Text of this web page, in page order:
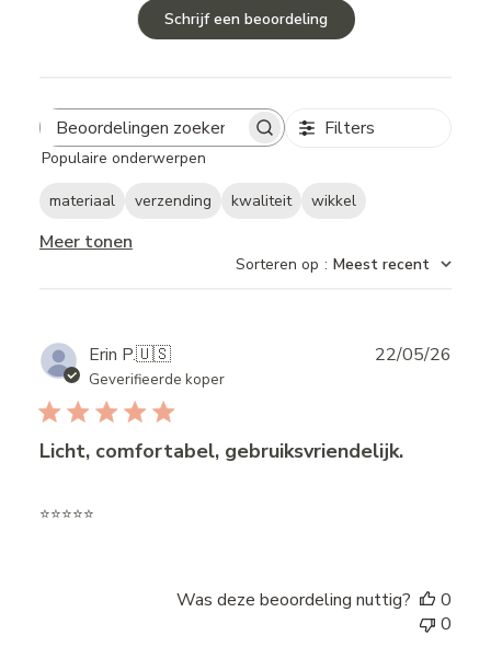
Schrijf een beoordeling
Search
reviews
Filters
Populaire onderwerpen
materiaal verzending kwaliteit wikkel
Meer tonen
Sorteren op : Meest recent
Erin P.🇺🇸
Geverifieerde koper
Licht, comfortabel, gebruiksvriendelijk.
⭐️⭐️⭐️⭐️⭐️
22/05/26
Was deze beoordeling nuttig?
0
0